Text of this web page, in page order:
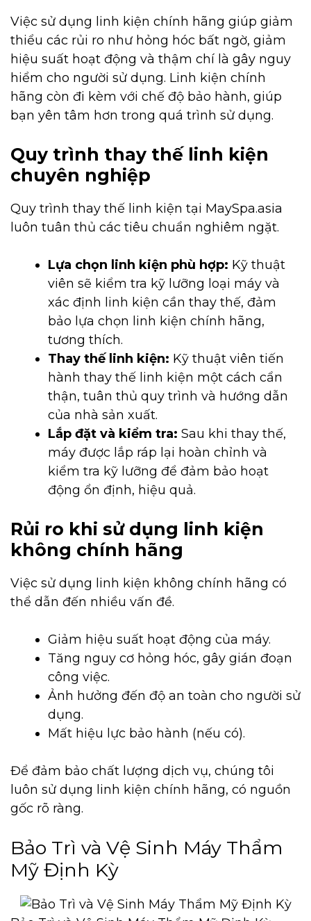
Việc sử dụng linh kiện chính hãng giúp giảm
thiểu các rủi ro như hỏng hóc bất ngờ, giảm
hiệu suất hoạt động và thậm chí là gây nguy
hiểm cho người sử dụng. Linh kiện chính
hãng còn đi kèm với chế độ bảo hành, giúp
bạn yên tâm hơn trong quá trình sử dụng.
Quy trình thay thế linh kiện
chuyên nghiệp
Quy trình thay thế linh kiện tại MaySpa.asia
luôn tuân thủ các tiêu chuẩn nghiêm ngặt.
Lựa chọn linh kiện phù hợp: Kỹ thuật
viên sẽ kiểm tra kỹ lưỡng loại máy và
xác định linh kiện cần thay thế, đảm
bảo lựa chọn linh kiện chính hãng,
tương thích.
Thay thế linh kiện: Kỹ thuật viên tiến
hành thay thế linh kiện một cách cẩn
thận, tuân thủ quy trình và hướng dẫn
của nhà sản xuất.
Lắp đặt và kiểm tra: Sau khi thay thế,
máy được lắp ráp lại hoàn chỉnh và
kiểm tra kỹ lưỡng để đảm bảo hoạt
động ổn định, hiệu quả.
Rủi ro khi sử dụng linh kiện
không chính hãng
Việc sử dụng linh kiện không chính hãng có
thể dẫn đến nhiều vấn đề.
Giảm hiệu suất hoạt động của máy.
Tăng nguy cơ hỏng hóc, gây gián đoạn
công việc.
Ảnh hưởng đến độ an toàn cho người sử
dụng.
Mất hiệu lực bảo hành (nếu có).
Để đảm bảo chất lượng dịch vụ, chúng tôi
luôn sử dụng linh kiện chính hãng, có nguồn
gốc rõ ràng.
Bảo Trì và Vệ Sinh Máy Thẩm
Mỹ Định Kỳ